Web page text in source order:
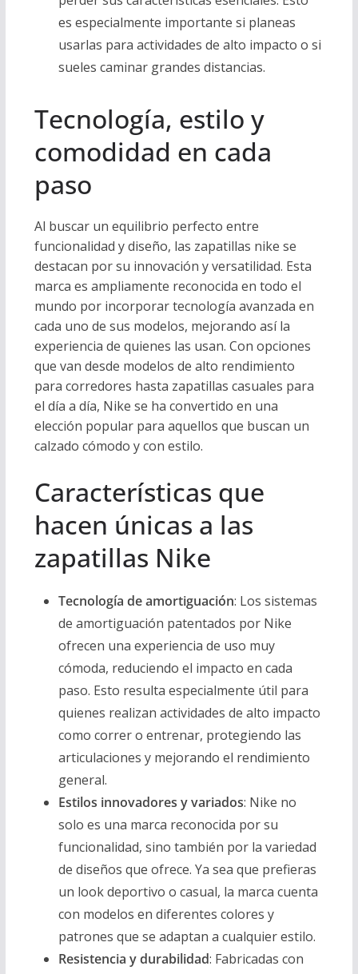
es especialmente importante si planeas
usarlas para actividades de alto impacto o si
sueles caminar grandes distancias.
Tecnología, estilo y
comodidad en cada
paso
Al buscar un equilibrio perfecto entre
funcionalidad y diseño, las zapatillas nike se
destacan por su innovación y versatilidad. Esta
marca es ampliamente reconocida en todo el
mundo por incorporar tecnología avanzada en
cada uno de sus modelos, mejorando así la
experiencia de quienes las usan. Con opciones
que van desde modelos de alto rendimiento
para corredores hasta zapatillas casuales para
el día a día, Nike se ha convertido en una
elección popular para aquellos que buscan un
calzado cómodo y con estilo.
Características que
hacen únicas a las
zapatillas Nike
Tecnología de amortiguación: Los sistemas
de amortiguación patentados por Nike
ofrecen una experiencia de uso muy
cómoda, reduciendo el impacto en cada
paso. Esto resulta especialmente útil para
quienes realizan actividades de alto impacto
como correr o entrenar, protegiendo las
articulaciones y mejorando el rendimiento
general.
Estilos innovadores y variados: Nike no
solo es una marca reconocida por su
funcionalidad, sino también por la variedad
de diseños que ofrece. Ya sea que prefieras
un look deportivo o casual, la marca cuenta
con modelos en diferentes colores y
patrones que se adaptan a cualquier estilo.
Resistencia y durabilidad: Fabricadas con